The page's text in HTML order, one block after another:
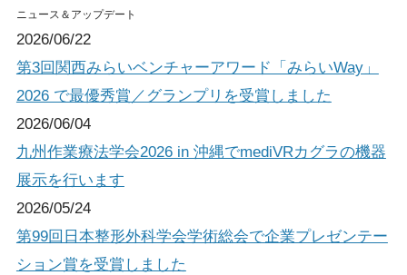
ニュース＆アップデート
2026/06/22
第3回関西みらいベンチャーアワード「みらいWay」
2026 で最優秀賞／グランプリを受賞しました
2026/06/04
九州作業療法学会2026 in 沖縄でmediVRカグラの機器
展示を行います
2026/05/24
第99回日本整形外科学会学術総会で企業プレゼンテー
ション賞を受賞しました